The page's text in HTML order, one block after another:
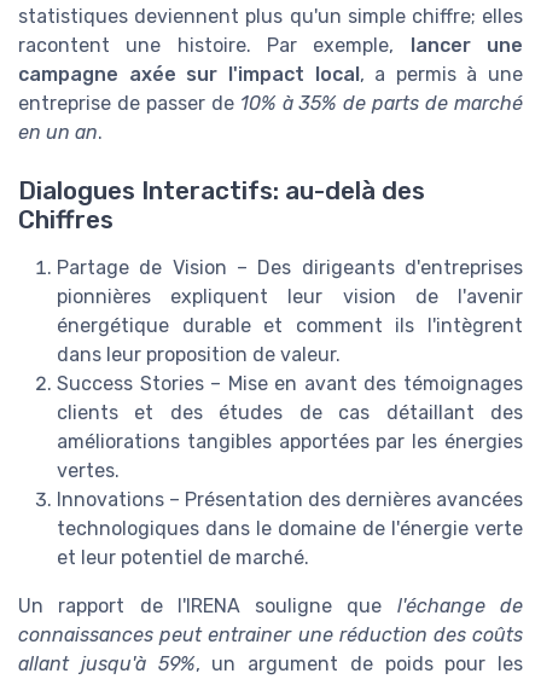
statistiques deviennent plus qu'un simple chiffre; elles
racontent une histoire. Par exemple, lancer une
campagne axée sur l'impact local, a permis à une
entreprise de passer de 10% à 35% de parts de marché
en un an.
Dialogues Interactifs: au-delà des
Chiffres
Partage de Vision – Des dirigeants d'entreprises
pionnières expliquent leur vision de l'avenir
énergétique durable et comment ils l'intègrent
dans leur proposition de valeur.
Success Stories – Mise en avant des témoignages
clients et des études de cas détaillant des
améliorations tangibles apportées par les énergies
vertes.
Innovations – Présentation des dernières avancées
technologiques dans le domaine de l'énergie verte
et leur potentiel de marché.
Un rapport de l'IRENA souligne que l'échange de
connaissances peut entrainer une réduction des coûts
allant jusqu'à 59%, un argument de poids pour les